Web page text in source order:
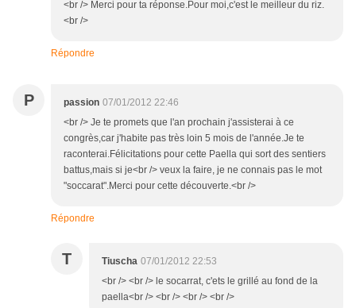
<br /> Merci pour ta réponse.Pour moi,c'est le meilleur du riz.
<br />
Répondre
P passion 07/01/2012 22:46
<br /> Je te promets que l'an prochain j'assisterai à ce
congrès,car j'habite pas très loin 5 mois de l'année.Je te
raconterai.Félicitations pour cette Paella qui sort des sentiers
battus,mais si je<br /> veux la faire, je ne connais pas le mot
"soccarat".Merci pour cette découverte.<br />
Répondre
T Tiuscha 07/01/2012 22:53
<br /> <br /> le socarrat, c'ets le grillé au fond de la
paella<br /> <br /> <br /> <br />